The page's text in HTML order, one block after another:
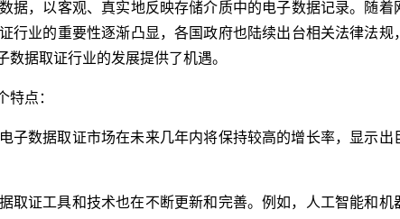
据，以客观、真实地反映存储介质中的电子数据记录。随着
行业的重要性逐渐凸显，各国政府也陆续出台相关法律法规
据取证行业的发展提供了机遇。
特点：
子数据取证市场在未来几年内将保持较高的增长率，显示出
取证工具和技术也在不断更新和完善。例如，人工智能和机